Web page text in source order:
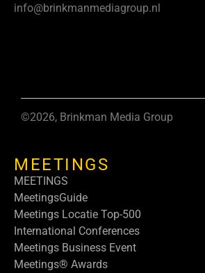
info@brinkmanmediagroup.nl
©2026, Brinkman Media Group
MEETINGS
MEETINGS
MeetingsGuide
Meetings Locatie Top-500
International Conferences
Meetings Business Event
Meetings® Awards